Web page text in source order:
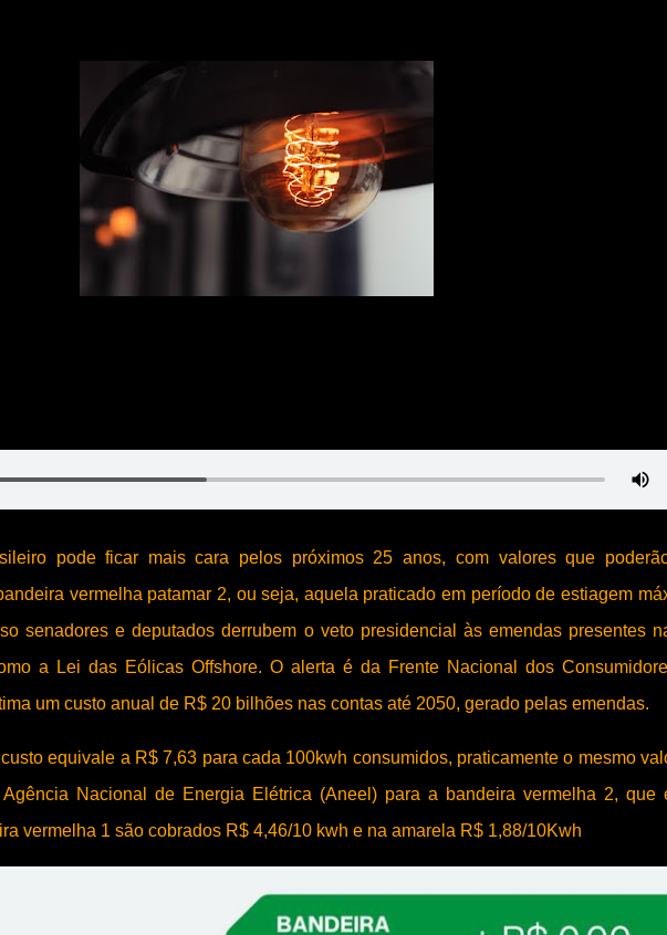
pode ficar mais cara pelos próximos 25 anos, com valores que
vermelha patamar 2, ou seja, aquela praticado em período de estiagem
senadores e deputados derrubem o veto presidencial às emendas presentes
a Lei das Eólicas Offshore. O alerta é da Frente Nacional dos
um custo anual de R$ 20 bilhões nas contas até 2050, gerado pelas emendas.
equivale a R$ 7,63 para cada 100kwh consumidos, praticamente o mesmo
Nacional de Energia Elétrica (Aneel) para a bandeira vermelha 2, que
vermelha 1 são cobrados R$ 4,46/10 kwh e na amarela R$ 1,88/10Kwh